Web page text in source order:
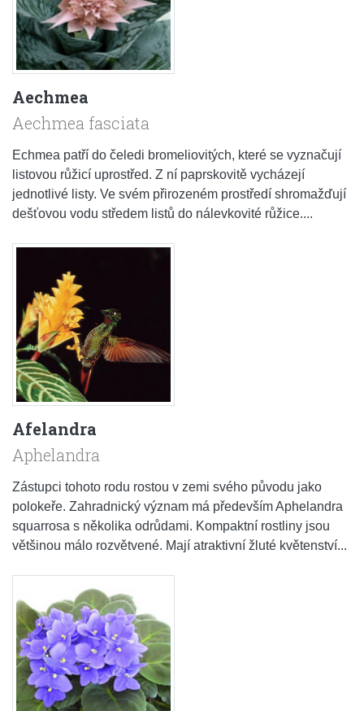
Aechmea
Aechmea fasciata
Echmea patří do čeledi bromeliovitých, které se vyznačují
listovou růžicí uprostřed. Z ní paprskovitě vycházejí
jednotlivé listy. Ve svém přirozeném prostředí shromažďují
dešťovou vodu středem listů do nálevkovité růžice....
Afelandra
Aphelandra
Zástupci tohoto rodu rostou v zemi svého původu jako
polokeře. Zahradnický význam má především Aphelandra
squarrosa s několika odrůdami. Kompaktní rostliny jsou
většinou málo rozvětvené. Mají atraktivní žluté květenství...